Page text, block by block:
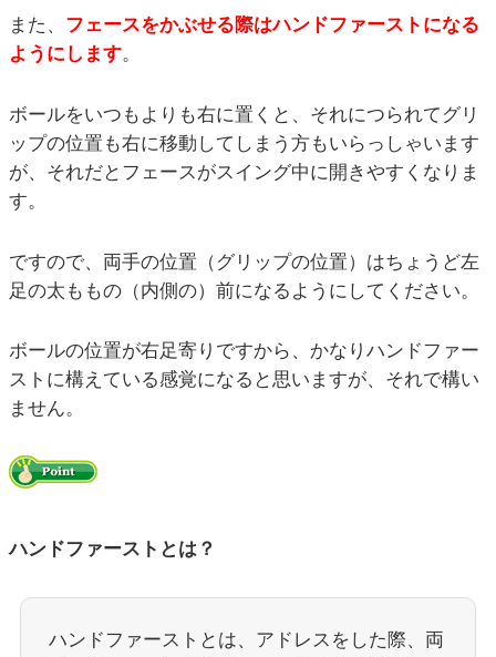
また、 フェースをかぶせる際はハンドファーストになる
ようにします。
ボールをいつもよりも右に置くと、それにつられてグリ
ップの位置も右に移動してしまう方もいらっしゃいます
が、それだとフェースがスイング中に開きやすくなりま
す。
ですので、両手の位置（グリップの位置）はちょうど左
足の太ももの（内側の）前になるようにしてください。
ボールの位置が右足寄りですから、かなりハンドファー
ストに構えている感覚になると思いますが、それで構い
ません。
ハンドファーストとは？
ハンドファーストとは、アドレスをした際、両